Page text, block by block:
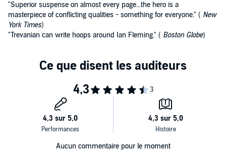
"Superior suspense on almost every page...the hero is a
masterpiece of conflicting qualities - something for everyone." ( New
York Times)
"Trevanian can write hoops around Ian Fleming." ( Boston Globe)
Aucun commentaire pour le moment